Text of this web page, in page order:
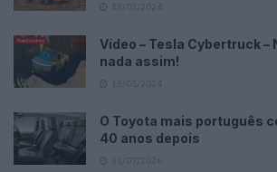
Vídeo – Tesla Cybertruck –
nada assim!
O Toyota mais português
40 anos depois